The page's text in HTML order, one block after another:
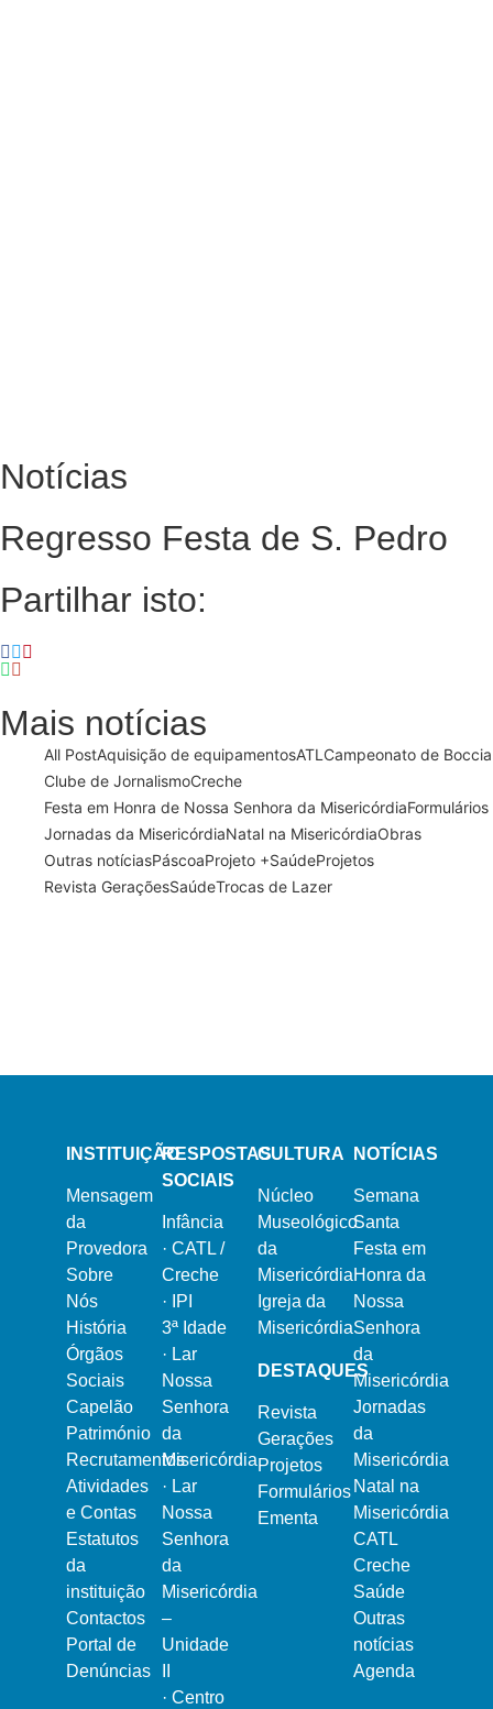
Notícias
Regresso Festa de S. Pedro
Partilhar isto:
Mais notícias
All PostAquisição de equipamentosATL Campeonato de Boccia
Clube de JornalismoCreche
Festa em Honra de Nossa Senhora da MisericórdiaFormulários
Jornadas da MisericórdiaNatal na MisericórdiaObras
Outras notíciasPáscoaProjeto +SaúdeProjetos
Revista GeraçõesSaúdeTrocas de Lazer
INSTITUIÇÃO
Mensagem
da
Provedora
Sobre
Nós
História
Órgãos
Sociais
Capelão
Património
Recrutamentos
Atividades
e Contas
Estatutos
da
instituição
Contactos
Portal de
Denúncias
RESPOSTAS
SOCIAIS
Infância
· CATL /
Creche
·
IPI
3ª Idade
· Lar
Nossa
Senhora
da
Misericórdia
· Lar
Nossa
Senhora
da
Misericórdia
–
Unidade
· Centro
CULTURA
Núcleo
Museológico
da
Misericórdia
Igreja da
Misericórdia
DESTAQUES
Revista
Gerações
Projetos
Formulários
Ementa
NOTÍCIAS
Semana
Santa
Festa em
Honra da
Nossa
Senhora
da
Misericórdia
Jornadas
da
Misericórdia
Natal na
Misericórdia
CATL
Creche
Saúde
Outras
notícias
Agenda